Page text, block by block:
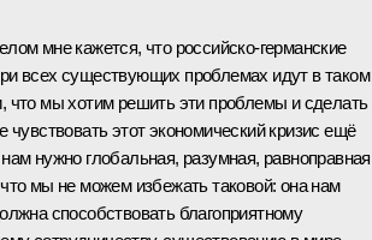
мне кажется, что российско-германские
всех существующих проблемах идут в таком
что мы хотим решить эти проблемы и сделать
чувствовать этот экономический кризис ещё
нужно глобальная, разумная, равноправная
мы не можем избежать таковой: она нам
способствовать благоприятному